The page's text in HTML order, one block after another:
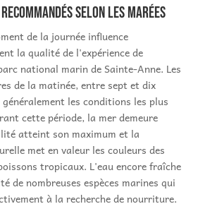
selon les marées
de la journée influence
la qualité de l'expérience de
national marin de Sainte-Anne. Les
de la matinée, entre sept et dix
les conditions les plus
cette période, la mer demeure
atteint son maximum et la
met en valeur les couleurs des
tropicaux. L'eau encore fraîche
de nombreuses espèces marines qui
à la recherche de nourriture.